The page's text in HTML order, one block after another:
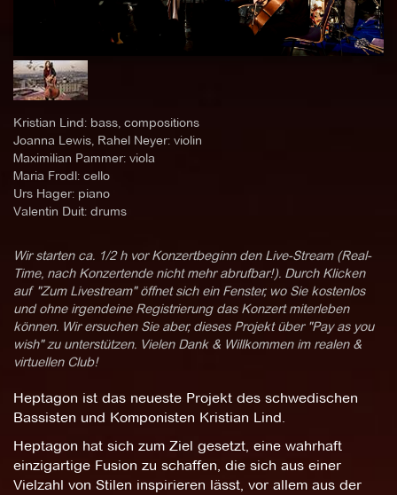
Kristian Lind: bass, compositions
Joanna Lewis, Rahel Neyer: violin
Maximilian Pammer: viola
Maria Frodl: cello
Urs Hager: piano
Valentin Duit: drums
Wir starten ca. 1/2 h vor Konzertbeginn den Live-Stream (Real-
Time, nach Konzertende nicht mehr abrufbar!). Durch Klicken
auf "Zum Livestream" öffnet sich ein Fenster, wo Sie kostenlos
und ohne irgendeine Registrierung das Konzert miterleben
können. Wir ersuchen Sie aber, dieses Projekt über "Pay as you
wish" zu unterstützen. Vielen Dank & Willkommen im realen &
virtuellen Club!
Heptagon ist das neueste Projekt des schwedischen
Bassisten und Komponisten Kristian Lind.
Heptagon hat sich zum Ziel gesetzt, eine wahrhaft
einzigartige Fusion zu schaffen, die sich aus einer
Vielzahl von Stilen inspirieren lässt, vor allem aus der